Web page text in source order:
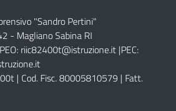
"Sandro Pertini"
- Magliano Sabina RI
riic82400t@istruzione.it |PEC:
| Cod. Fisc. 80005810579 | Fatt.